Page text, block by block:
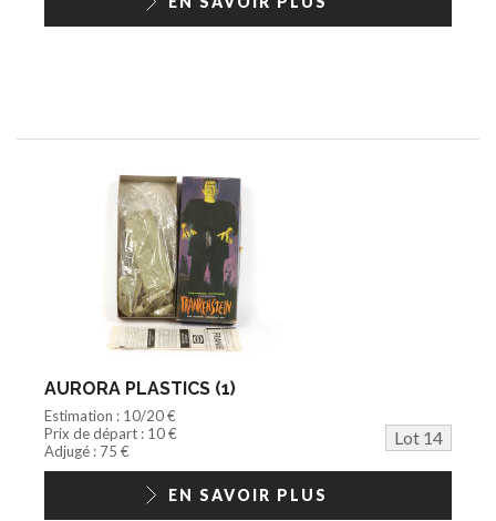
AURORA PLASTICS (1)
Estimation : 10/20 €
Prix de départ : 10 €
Lot 14
Adjugé : 75 €
EN SAVOIR PLUS